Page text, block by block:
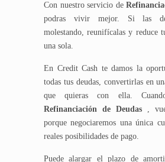
Con nuestro servicio de
podras vivir mejor. Si las
molestando, reunifícalas y reduce
una sola.
En Credit Cash te damos la
todas tus deudas, convertirlas en
que quieras con ella.
Refinanciación de Deudas ,
porque negociaremos una única
reales posibilidades de pago.
Puede alargar el plazo de